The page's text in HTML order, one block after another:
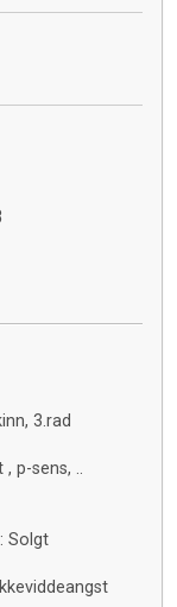
3.rad
p-sens, ..
Solgt